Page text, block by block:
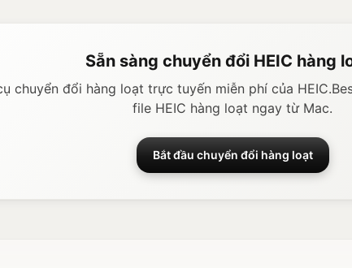
Sẵn sàng chuyển đổi HEIC hàng
chuyển đổi hàng loạt trực tuyến miễn phí của
file HEIC hàng loạt ngay từ Mac.
Bắt đầu chuyển đổi hàng loạt